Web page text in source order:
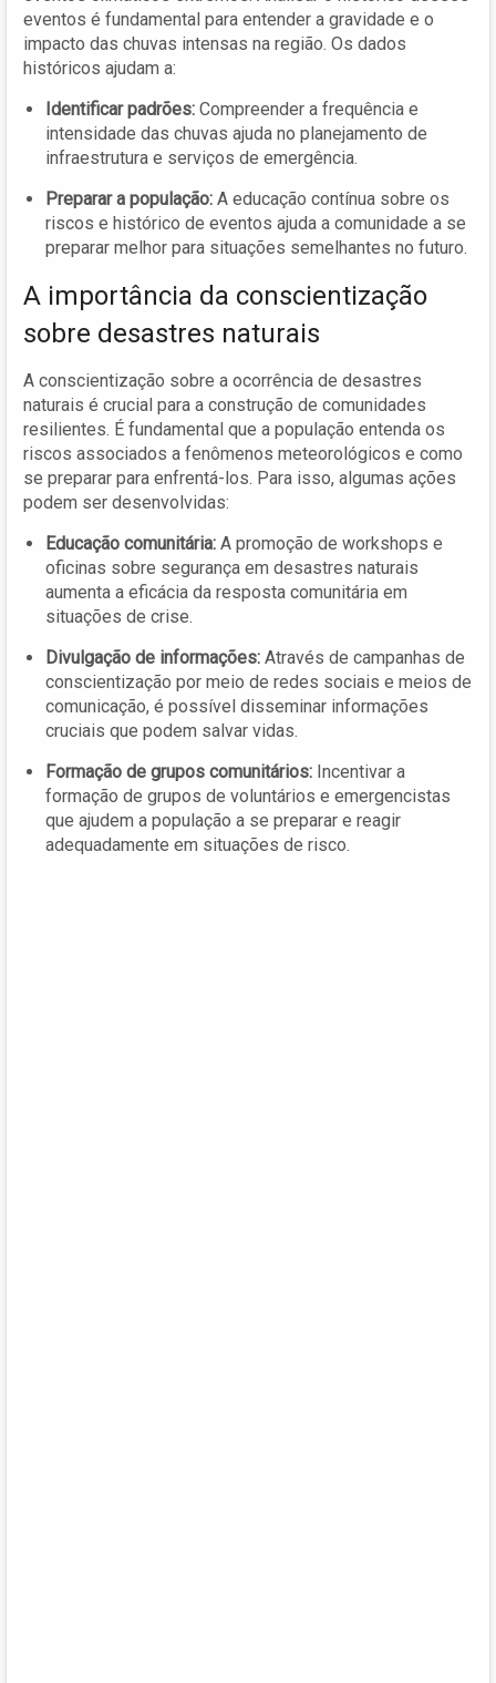
eventos é fundamental para entender a gravidade e o
impacto das chuvas intensas na região. Os dados
históricos ajudam a:
Identificar padrões: Compreender a frequência e
intensidade das chuvas ajuda no planejamento de
infraestrutura e serviços de emergência.
Preparar a população: A educação contínua sobre os
riscos e histórico de eventos ajuda a comunidade a se
preparar melhor para situações semelhantes no futuro.
A importância da conscientização
sobre desastres naturais
A conscientização sobre a ocorrência de desastres
naturais é crucial para a construção de comunidades
resilientes. É fundamental que a população entenda os
riscos associados a fenômenos meteorológicos e como
se preparar para enfrentá-los. Para isso, algumas ações
podem ser desenvolvidas:
Educação comunitária: A promoção de workshops e
oficinas sobre segurança em desastres naturais
aumenta a eficácia da resposta comunitária em
situações de crise.
Divulgação de informações: Através de campanhas de
conscientização por meio de redes sociais e meios de
comunicação, é possível disseminar informações
cruciais que podem salvar vidas.
Formação de grupos comunitários: Incentivar a
formação de grupos de voluntários e emergencistas
que ajudem a população a se preparar e reagir
adequadamente em situações de risco.